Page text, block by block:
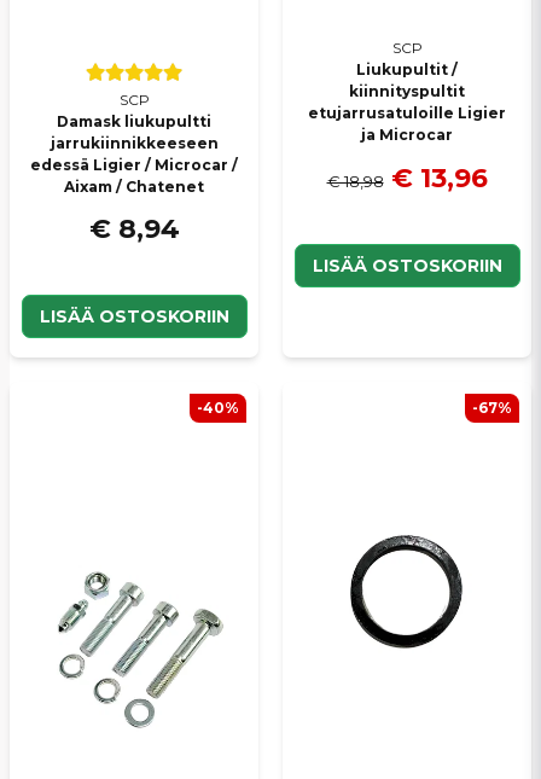
SCP
Damask liukupultti
jarrukiinnikkeeseen
edessä Ligier / Microcar /
Aixam / Chatenet
€ 8,94
LISÄÄ OSTOSKORIIN
SCP
Liukupultit /
kiinnityspultit
etujarrusatuloille Ligier
ja Microcar
€ 18,98 € 13,96
LISÄÄ OSTOSKORIIN
-40% -67%